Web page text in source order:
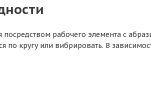
рабочего элемента с
по кругу или вибрировать. В